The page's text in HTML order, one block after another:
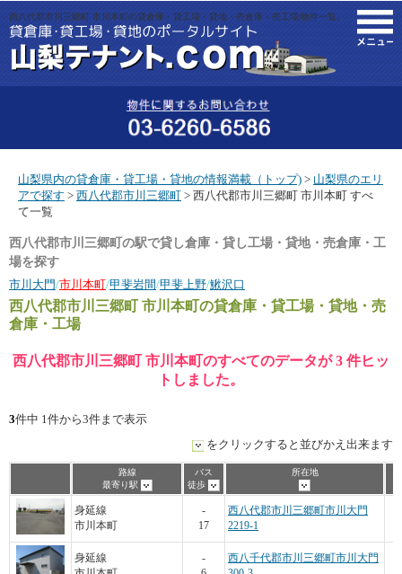
西八代郡市川三郷町 市川本町の貸倉庫・貸工場・貸地・売倉庫・売工場|物件一覧。
山梨県内の貸倉庫・貸工場・貸地の情報満載（トップ) > 山梨県のエリ
アで探す > 西八代郡市川三郷町 > 西八代郡市川三郷町 市川本町 すべ
て一覧
西八代郡市川三郷町の駅で貸し倉庫・貸し工場・貸地・売倉庫・工
場を探す
市川大門/市川本町/甲斐岩間/甲斐上野/鰍沢口
西八代郡市川三郷町 市川本町の貸倉庫・貸工場・貸地・売
倉庫・工場
西八代郡市川三郷町 市川本町のすべてのデータが 3 件ヒッ
トしました。
3件中 1件から3件まで表示
をクリックすると並びかえ出来ます
路線
最寄り駅
バス
徒歩
所在地
身延線
市川本町
-
17
西八代郡市川三郷町市川大門
2219-1
身延線
-
西八千代郡市川三郷町市川大門